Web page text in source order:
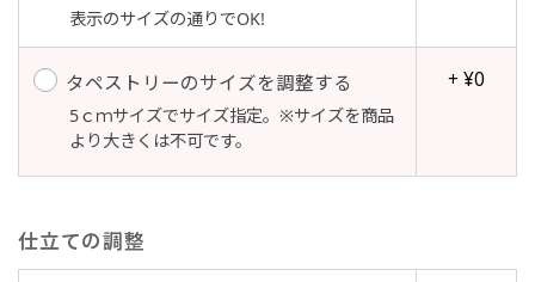
表示のサイズの通りでOK!
タペストリーのサイズを調整する
5ｃｍサイズでサイズ指定。※サイズを商品
より大きくは不可です。
+ ¥0
仕立ての調整
自由入力(60x180以内)
お好みのサイズで縦幕・横幕の作成が可能です。
長辺が180cm以内、短辺が60cm以内であれば自
レギュラーのれん
(180x50)
けて疑似的にのれんのような幕をつくります。お
店の入口付近の装飾に是非！